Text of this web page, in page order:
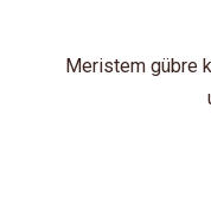
Meristem gübre